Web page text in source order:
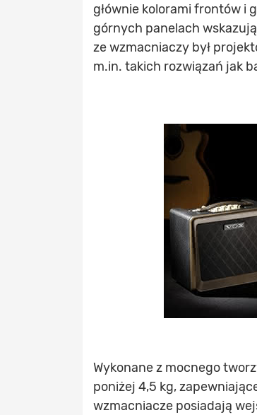
głównie kolorami frontów i
górnych panelach
ze wzmacniaczy był
m.in. takich rozwiązań jak
Wykonane z mocnego
poniżej 4,5 kg,
wzmacniacze posiadają